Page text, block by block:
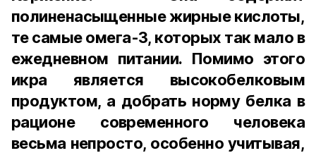
полиненасыщенные жирные кислоты,
те самые омега-3, которых так мало в
ежедневном питании. Помимо этого
икра является высокобелковым
продуктом, а добрать норму белка в
рационе современного человека
весьма непросто, особенно учитывая,